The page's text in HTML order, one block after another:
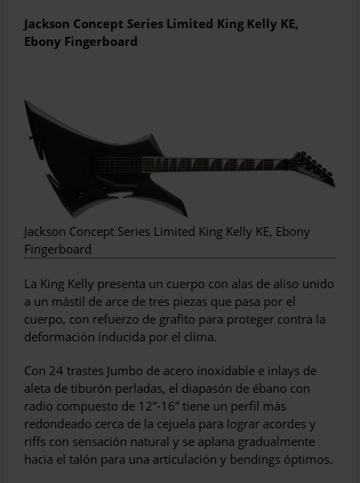
Jackson Concept Series Limited King Kelly KE,
Ebony Fingerboard
Jackson Concept Series Limited King Kelly KE, Ebony
Fingerboard
La King Kelly presenta un cuerpo con alas de aliso unido
a un mástil de arce de tres piezas que pasa por el
cuerpo, con refuerzo de grafito para proteger contra la
deformación inducida por el clima.
Con 24 trastes Jumbo de acero inoxidable e inlays de
aleta de tiburón perladas, el diapasón de ébano con
radio compuesto de 12”-16” tiene un perfil más
redondeado cerca de la cejuela para lograr acordes y
riffs con sensación natural y se aplana gradualmente
hacia el talón para una articulación y bendings óptimos.